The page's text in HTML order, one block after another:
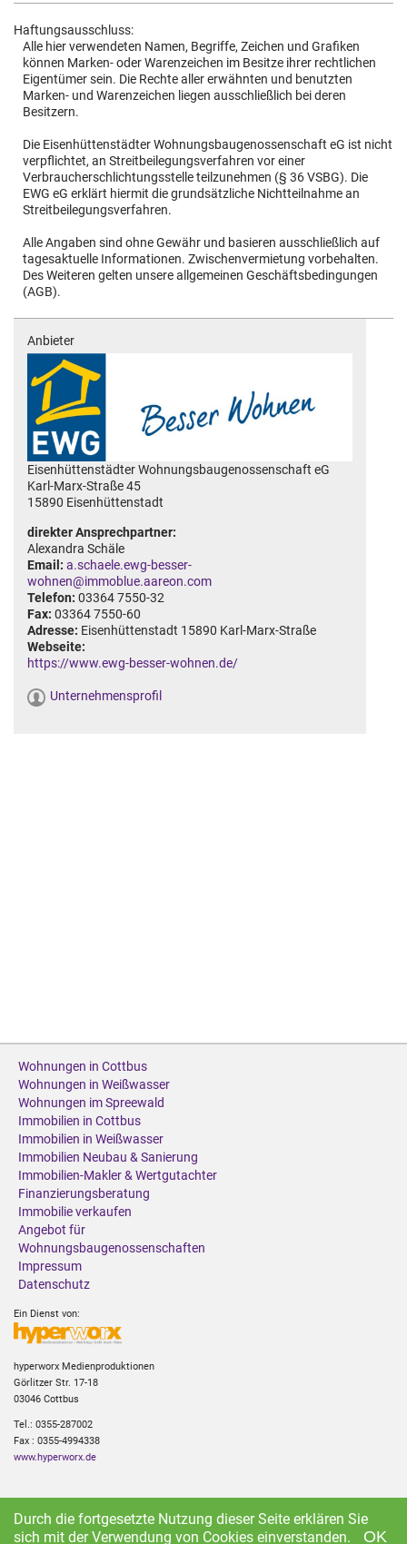
Haftungsausschluss:
Alle hier verwendeten Namen, Begriffe, Zeichen und Grafiken
können Marken- oder Warenzeichen im Besitze ihrer rechtlichen
Eigentümer sein. Die Rechte aller erwähnten und benutzten
Marken- und Warenzeichen liegen ausschließlich bei deren
Besitzern.
Die Eisenhüttenstädter Wohnungsbaugenossenschaft eG ist nicht
verpflichtet, an Streitbeilegungsverfahren vor einer
Verbraucherschlichtungsstelle teilzunehmen (§ 36 VSBG). Die
EWG eG erklärt hiermit die grundsätzliche Nichtteilnahme an
Streitbeilegungsverfahren.
Alle Angaben sind ohne Gewähr und basieren ausschließlich auf
tagesaktuelle Informationen. Zwischenvermietung vorbehalten.
Des Weiteren gelten unsere allgemeinen Geschäftsbedingungen
(AGB).
Anbieter
Eisenhüttenstädter Wohnungsbaugenossenschaft eG
Karl-Marx-Straße 45
15890 Eisenhüttenstadt
direkter Ansprechpartner:
Alexandra Schäle
Email: a.schaele.ewg-besser-
wohnen@immoblue.aareon.com
Telefon: 03364 7550-32
Fax: 03364 7550-60
Adresse: Eisenhüttenstadt 15890 Karl-Marx-Straße
Webseite:
https://www.ewg-besser-wohnen.de/
Unternehmensprofil
Durch die fortgesetzte Nutzung dieser Seite erklären Sie
sich mit der Verwendung von Cookies einverstanden.
OK
Wohnungen in Cottbus
Wohnungen in Weißwasser
Wohnungen im Spreewald
Immobilien in Cottbus
Immobilien in Weißwasser
Immobilien Neubau & Sanierung
Immobilien-Makler & Wertgutachter
Finanzierungsberatung
Immobilie verkaufen
Angebot für
Wohnungsbaugenossenschaften
Impressum
Datenschutz
Ein Dienst von:
hyperworx Medienproduktionen
Görlitzer Str. 17-18
03046 Cottbus
Tel.: 0355-287002
Fax : 0355-4994338
www.hyperworx.de
This website makes use of cookies to enhance browsing experience and
provide additional functionality. Privacy policy